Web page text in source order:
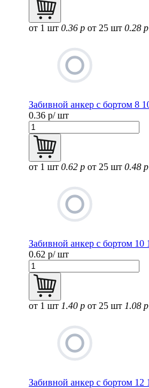
от 1 шт 0.36 р от 25 шт 0.28 р
Забивной анкер с бортом 8
0.36 р/ шт
от 1 шт 0.62 р от 25 шт 0.48 р
Забивной анкер с бортом 10
0.62 р/ шт
от 1 шт 1.40 р от 25 шт 1.08 р
Забивной анкер с бортом 12